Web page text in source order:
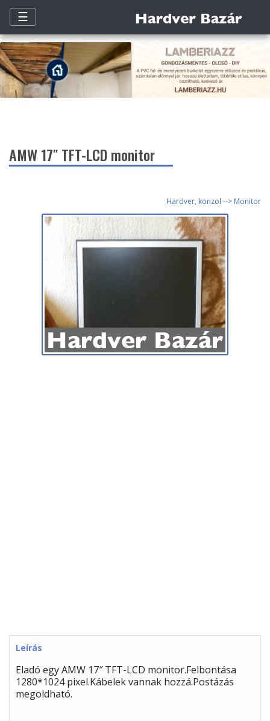
☰
AMW 17″ TFT-LCD monitor
Hardver, konzol --> Monitor
Leírás
Eladó egy AMW 17″ TFT-LCD monitor.Felbontása
1280*1024 pixel.Kábelek vannak hozzá.Postázás
megoldható.